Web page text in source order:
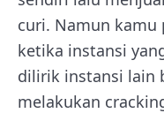
curi. Namun
ketika instansi
dilirik instansi lain
melakukan